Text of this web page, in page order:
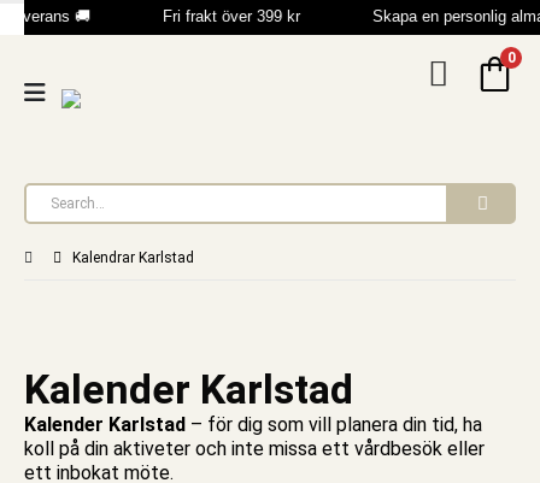
🚚 Fri frakt över 399 kr Skapa en personlig
0
Kalendrar Karlstad
Kalender Karlstad
Kalender Karlstad – för dig som vill planera din tid, ha
koll på din aktiveter och inte missa ett vårdbesök eller
ett inbokat möte.